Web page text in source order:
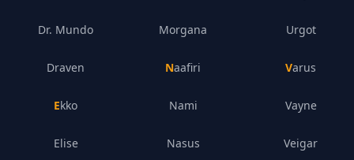
Dr. Mundo
Draven
Ekko
Elise
Morgana
Naafiri
Nami
Nasus
Urgot
Varus
Vayne
Veigar